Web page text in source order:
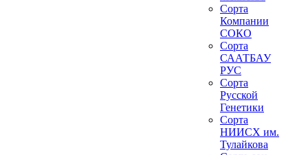
Сорта
Компании
СОКО
Сорта
СААТБАУ
РУС
Сорта
Русской
Генетики
Сорта
НИИСХ им.
Тулайкова